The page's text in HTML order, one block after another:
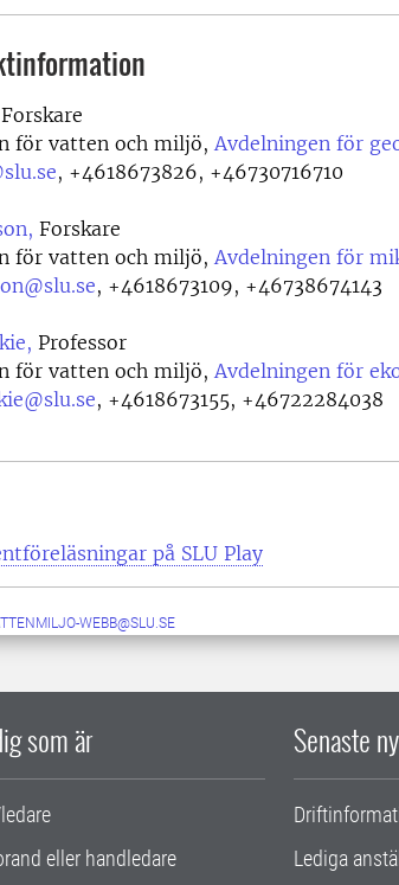
Forskare
för vatten och miljö, Avdelningen för
, +4618673826, +46730716710
Forskare
för vatten och miljö, Avdelningen för
, +4618673109, +46738674143
Professor
för vatten och miljö, Avdelningen för
, +4618673155, +46722284038
på SLU Play
WEBB@SLU.SE
som är
eller handledare
Senaste
Lediga